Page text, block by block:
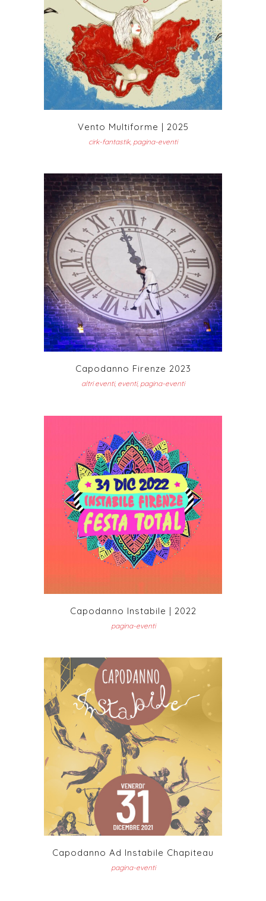
Vento Multiforme | 2025
cirk-fantastik, pagina-eventi
Capodanno Firenze 2023
altri eventi, eventi, pagina-eventi
Capodanno Instabile | 2022
pagina-eventi
Capodanno Ad Instabile Chapiteau
pagina-eventi